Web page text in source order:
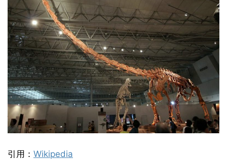
引用： Wikipedia